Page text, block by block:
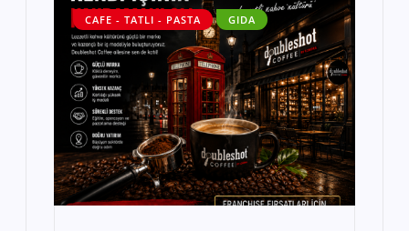
CAFE - TATLI - PASTA GIDA